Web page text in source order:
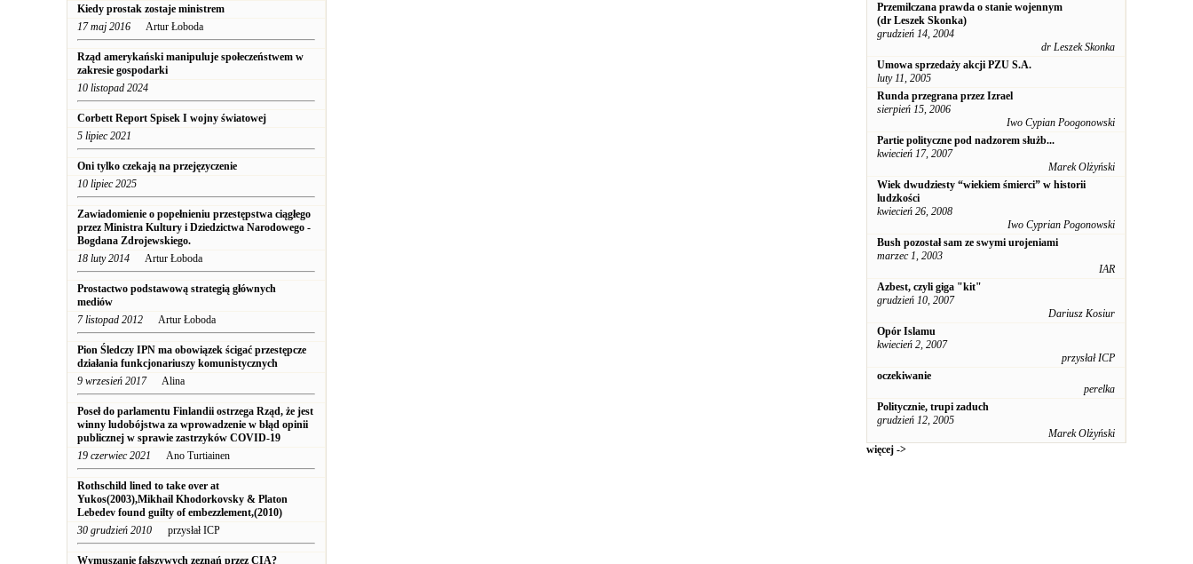
Kiedy prostak zostaje ministrem
17 maj 2016 Artur Łoboda
Rząd amerykański manipuluje społeczeństwem w
zakresie gospodarki
10 listopad 2024
Corbett Report Spisek I wojny światowej
5 lipiec 2021
Oni tylko czekają na przejęzyczenie
10 lipiec 2025
Zawiadomienie o popełnieniu przestępstwa ciągłego
przez Ministra Kultury i Dziedzictwa Narodowego -
Bogdana Zdrojewskiego.
18 luty 2014 Artur Łoboda
Prostactwo podstawową strategią głównych
mediów
7 listopad 2012 Artur Łoboda
Pion Śledczy IPN ma obowiązek ścigać przestępcze
działania funkcjonariuszy komunistycznych
9 wrzesień 2017Alina
Poseł do parlamentu Finlandii ostrzega Rząd, że jest
winny ludobójstwa za wprowadzenie w błąd opinii
publicznej w sprawie zastrzyków COVID-19
19 czerwiec 2021 Ano Turtiainen
Rothschild lined to take over at
Yukos(2003),Mikhail Khodorkovsky & Platon
Lebedev found guilty of embezzlement,(2010)
30 grudzień 2010 przysłał ICP
Wymuszanie fałszywych zeznań przez CIA?
Przemilczana prawda o stanie wojennym
(dr Leszek Skonka)
grudzień 14, 2004
dr Leszek Skonka
Umowa sprzedaży akcji PZU S.A.
luty 11, 2005
Runda przegrana przez Izrael
sierpień 15, 2006
Iwo Cypian Poogonowski
Partie polityczne pod nadzorem służb...
kwiecień 17, 2007
Marek Olżyński
Wiek dwudziesty “wiekiem śmierci” w historii
ludzkości
kwiecień 26, 2008
Iwo Cyprian Pogonowski
Bush pozostał sam ze swymi urojeniami
marzec 1, 2003
IAR
Azbest, czyli giga "kit"
grudzień 10, 2007
Dariusz Kosiur
Opór Islamu
kwiecień 2, 2007
przysłał ICP
oczekiwanie
perelka
Politycznie, trupi zaduch
grudzień 12, 2005
Marek Olżyński
więcej ->